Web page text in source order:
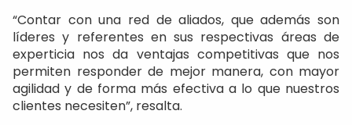
“Contar con una red de aliados, que además son
líderes y referentes en sus respectivas áreas de
experticia nos da ventajas competitivas que nos
permiten responder de mejor manera, con mayor
agilidad y de forma más efectiva a lo que nuestros
clientes necesiten”, resalta.